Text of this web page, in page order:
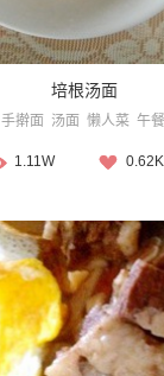
培根汤面
手擀面 汤面 懒人菜 午餐
1.11W 0.62K